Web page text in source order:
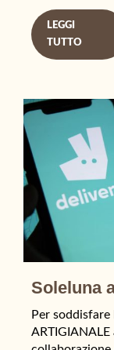
LEGGI
TUTTO
Soleluna
Per